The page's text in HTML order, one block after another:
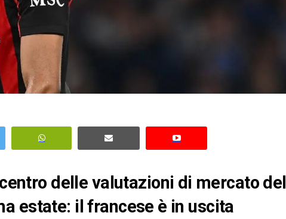
delle valutazioni di mercato del
estate: il francese è in uscita